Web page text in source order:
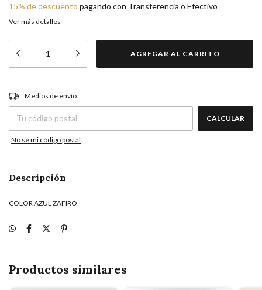
15% de descuento pagando con Transferencia o Efectivo
Ver más detalles
Entregas para el CP:
Medios de envío
CALCULAR
No sé mi código postal
Descripción
COLOR AZUL ZAFIRO
Productos similares